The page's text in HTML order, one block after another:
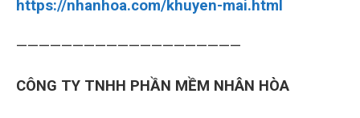
https://nhanhoa.com/khuyen-mai.html
————————————————————
CÔNG TY TNHH PHẦN MỀM NHÂN HÒA